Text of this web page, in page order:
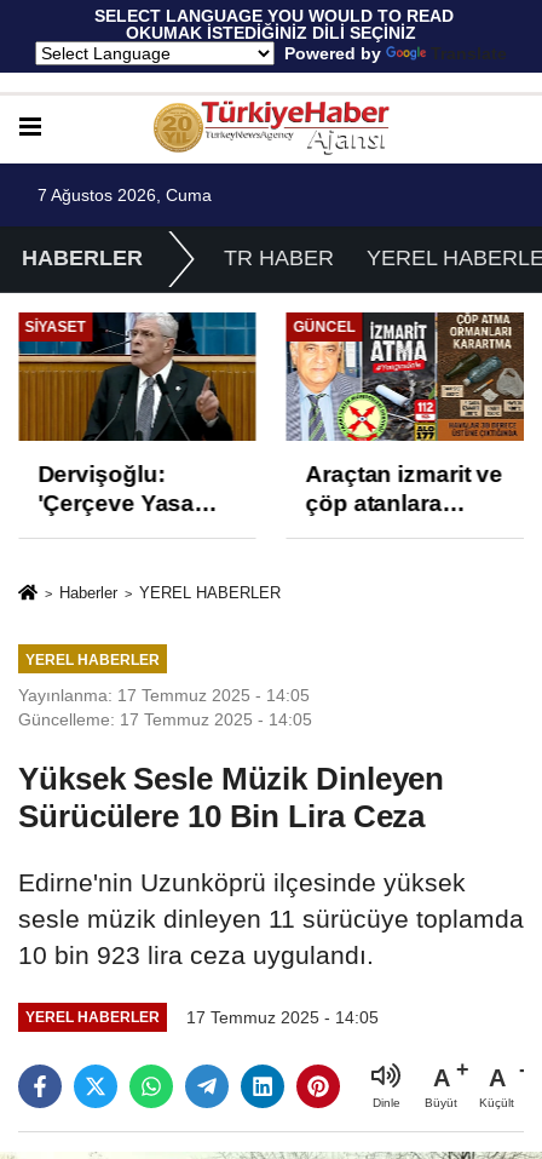
SELECT LANGUAGE YOU WOULD TO READ
OKUMAK İSTEDİĞİNİZ DİLİ SEÇİNİZ
Powered by
Translate
7 Ağustos 2026, Cuma
HABERLER TR HABER YEREL
SIYASET
Dervişoğlu:
'Çerçeve Yasa
Çözüm Değil,
ve İhanet
GÜNCEL
Araçtan izmarit ve
çöp atanlara
uyarı: Trafiğin
Haberler YEREL HABERLER
YEREL HABERLER
Yayınlanma: 17 Temmuz 2025 - 14:05
Güncelleme: 17 Temmuz 2025 - 14:05
Yüksek Sesle Müzik Dinleyen
Sürücülere 10 Bin Lira Ceza
Edirne'nin Uzunköprü ilçesinde yüksek
sesle müzik dinleyen 11 sürücüye toplamda
10 bin 923 lira ceza uygulandı.
YEREL HABERLER 17 Temmuz 2025 - 14:05
Dinle
A
Büyüt
A
Küçült